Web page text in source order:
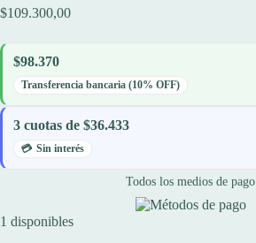
$109.300,00
$98.370
Transferencia bancaria (10% OFF)
3 cuotas de $36.433
Sin interés
Todos los medios de pago
1 disponibles